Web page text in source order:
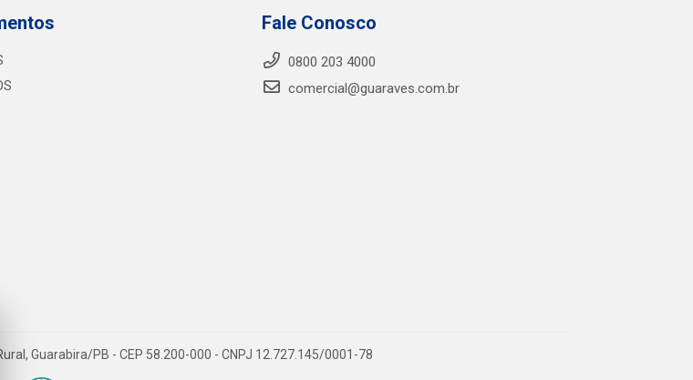
Fale Conosco
0800 203 4000
comercial@guaraves.com.br
Guarabira/PB - CEP 58.200-000 - CNPJ 12.727.145/0001-78